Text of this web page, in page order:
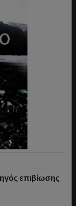
επιβίωσης